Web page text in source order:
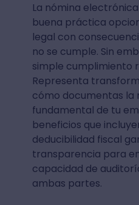
La nómina
buena práctica
legal con
no se cumple. Sin
simple cumplimiento
Representa
cómo documentas la
fundamental de tu
beneficios que
deducibilidad fiscal
transparencia para
capacidad de
ambas partes.